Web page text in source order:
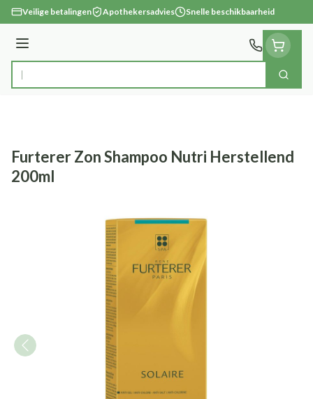
Ga naar de inhoud
Veilige betalingen Apothekersadvies Snelle beschikbaarheid
Menu
Product, merk, categorie... Zoek
Furterer Zon Shampoo Nutri Herstellend
200ml